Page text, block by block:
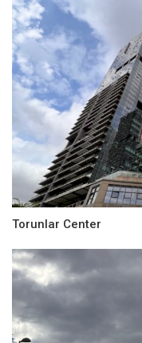
Torunlar Center